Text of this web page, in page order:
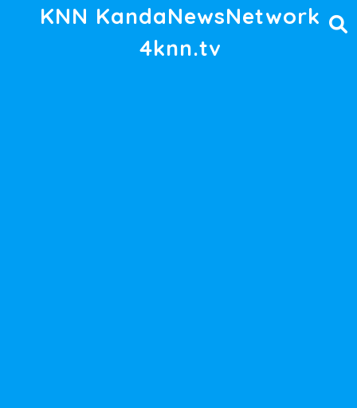
KNN KandaNewsNetwork
4knn.tv